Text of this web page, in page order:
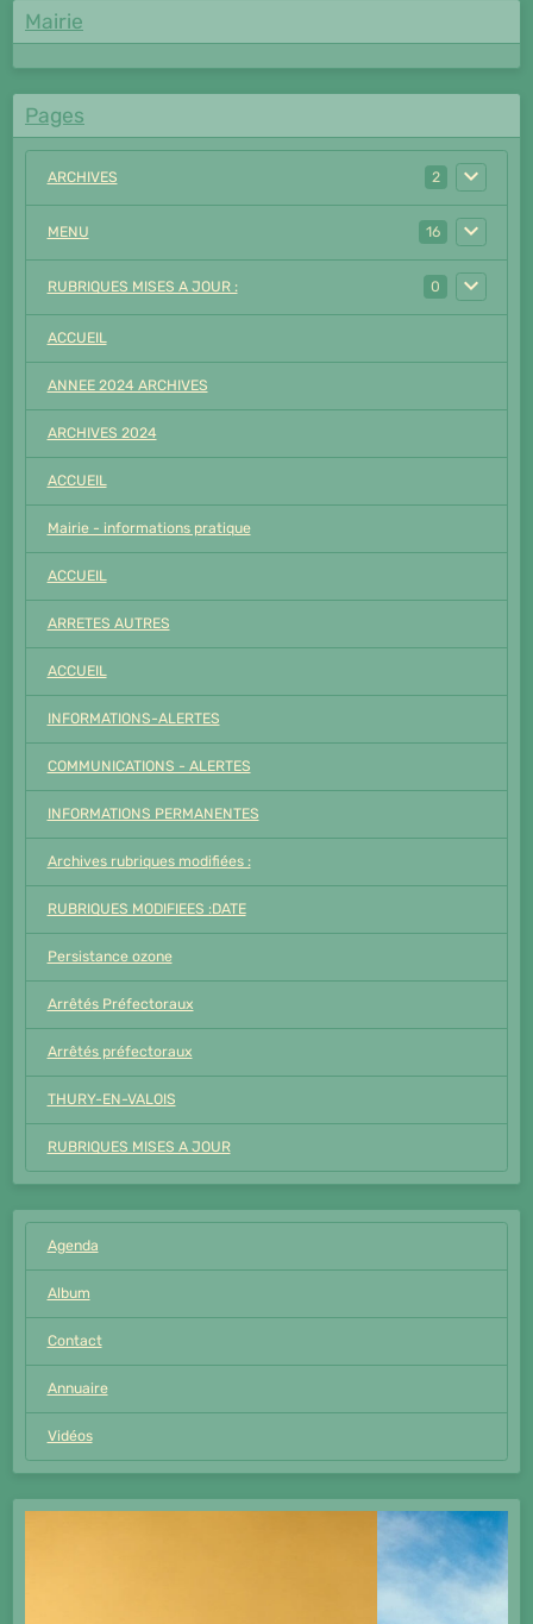
Mairie
Pages
ARCHIVES 2
MENU 16
RUBRIQUES MISES A JOUR : 0
ACCUEIL
ANNEE 2024 ARCHIVES
ARCHIVES 2024
ACCUEIL
Mairie - informations pratique
ACCUEIL
ARRETES AUTRES
ACCUEIL
INFORMATIONS-ALERTES
COMMUNICATIONS - ALERTES
INFORMATIONS PERMANENTES
Archives rubriques modifiées :
RUBRIQUES MODIFIEES :DATE
Persistance ozone
Arrêtés Préfectoraux
Arrêtés préfectoraux
THURY-EN-VALOIS
RUBRIQUES MISES A JOUR
Agenda
Album
Contact
Annuaire
Vidéos